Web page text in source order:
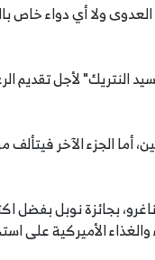
ولا أي دواء خاص
النتريك" لأجل تقديم
أما الجزء الآخر
لويس إناغرو، بجائزة
والغذاء الأميركية على